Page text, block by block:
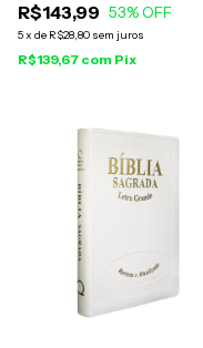
R$143,99 53% OFF
5x de R$28,80 sem juros
R$139,67 com Pix